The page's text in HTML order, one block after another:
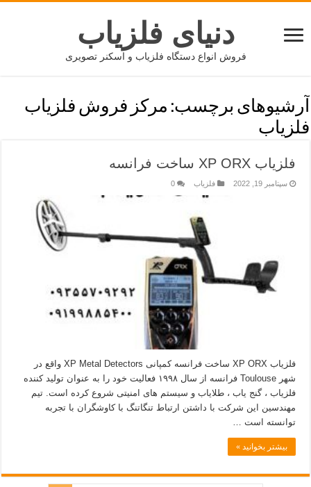
دنیای فلزیاب
فروش انواع دستگاه فلزیاب و اسکنر تصویری
آرشیوهای برچسب: مرکز فروش فلزیاب
فلزیاب
فلزیاب XP ORX ساخت فرانسه
سپتامبر 19, 2022 فلزیاب 0
فلزیاب XP ORX ساخت فرانسه کمپانی XP Metal Detectors واقع در
شهر Toulouse فرانسه از سال ۱۹۹۸ فعالیت خود را به عنوان تولید کننده
فلزیاب ، گنج یاب ، طلایاب و سیستم های امنیتی شروع کرده است. تیم
مهندسین این شرکت با داشتن ارتباط تنگاتنگ با کاوشگران با تجربه
توانسته است …
بیشتر بخوانید »